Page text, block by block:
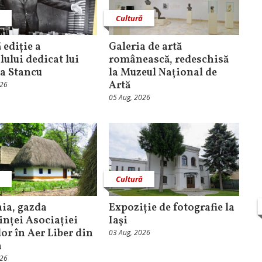
ediție a
dedicat lui
Stancu
Cultură
Galeria de artă
românească, redeschisă
la Muzeul Național de
Artă
05 Aug, 2026
gazda
Asociației
în Aer Liber din
Cultură
Expoziție de fotografie la
Iaşi
03 Aug, 2026